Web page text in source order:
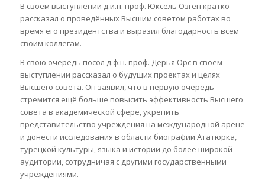
В своем выступлении д.и.н. проф. Юксель Озген кратко
рассказал о проведённых Высшим советом работах во
время его президентства и выразил благодарность всем
своим коллегам.
В свою очередь посол д.ф.н. проф. Дерья Орс в своем
выступлении рассказал о будущих проектах и целях
Высшего совета. Он заявил, что в первую очередь
стремится ещё больше повысить эффективность Высшего
совета в академической сфере, укрепить
представительство учреждения на международной арене
и донести исследования в области биографии Ататюрка,
турецкой культуры, языка и истории до более широкой
аудитории, сотрудничая с другими государственными
учреждениями.